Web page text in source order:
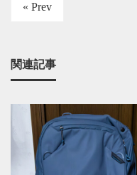
« Prev
関連記事